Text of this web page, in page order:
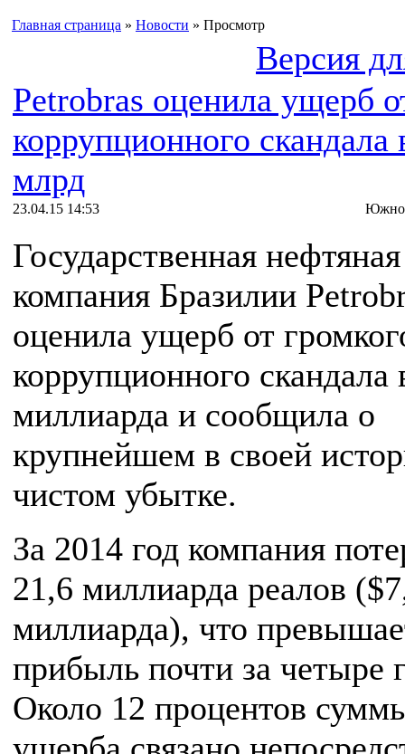
Главная страница » Новости » Просмотр
Версия
Petrobras оценила ущерб
коррупционного скандала
млрд
23.04.15 14:53
Государственная нефтяная
компания Бразилии
оценила ущерб от
коррупционного скандала
миллиарда и сообщила о
крупнейшем в своей
чистом убытке.
За 2014 год компания
21,6 миллиарда реалов
миллиарда), что
прибыль почти за четыре
Около 12 процентов